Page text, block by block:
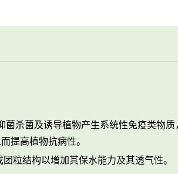
杀菌及诱导植物产生系统性免疫类物质
提高植物抗病性。
粒结构以增加其保水能力及其透气性。